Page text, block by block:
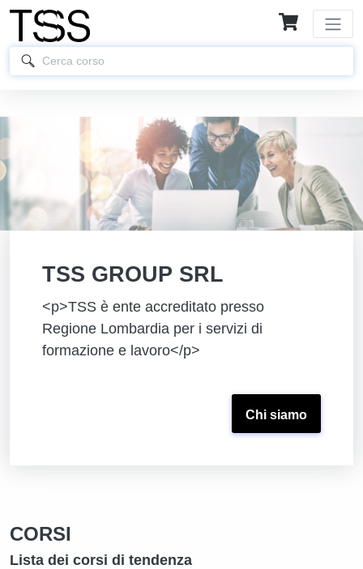
TSS GROUP SRL
<p>TSS è ente accreditato presso
Regione Lombardia per i servizi di
formazione e lavoro</p>
Chi siamo
CORSI
Lista dei corsi di tendenza